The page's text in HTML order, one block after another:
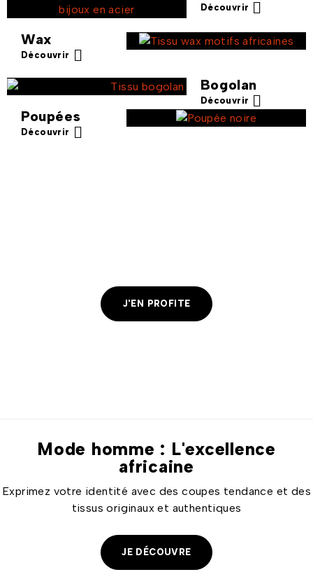
Découvrir
Wax
Découvrir
Bogolan
Découvrir
Poupées
Découvrir
J'EN PROFITE
Mode homme : L'excellence
africaine
Exprimez votre identité avec des coupes tendance et des
tissus originaux et authentiques
JE DÉCOUVRE